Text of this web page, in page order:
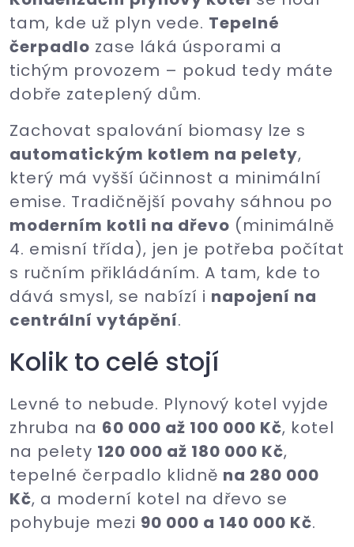
tam, kde už plyn vede. Tepelné
čerpadlo zase láká úsporami a
tichým provozem – pokud tedy máte
dobře zateplený dům.
Zachovat spalování biomasy lze s
automatickým kotlem na pelety,
který má vyšší účinnost a minimální
emise. Tradičnější povahy sáhnou po
moderním kotli na dřevo (minimálně
4. emisní třída), jen je potřeba počítat
s ručním přikládáním. A tam, kde to
dává smysl, se nabízí i napojení na
centrální vytápění.
Kolik to celé stojí
Levné to nebude. Plynový kotel vyjde
zhruba na 60 000 až 100 000 Kč, kotel
na pelety 120 000 až 180 000 Kč,
tepelné čerpadlo klidně na 280 000
Kč, a moderní kotel na dřevo se
pohybuje mezi 90 000 a 140 000 Kč.